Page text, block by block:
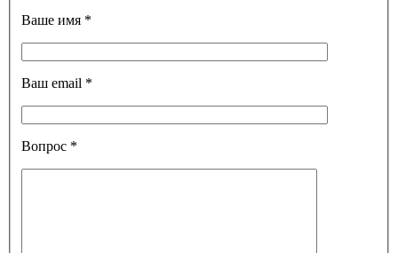
Ваше имя *
Ваш email *
Вопрос *